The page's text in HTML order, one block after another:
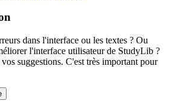
dans l'interface ou les textes ? Ou
l'interface utilisateur de StudyLib ?
suggestions. C'est très important pour